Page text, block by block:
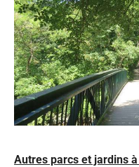
Autres parcs et jardins